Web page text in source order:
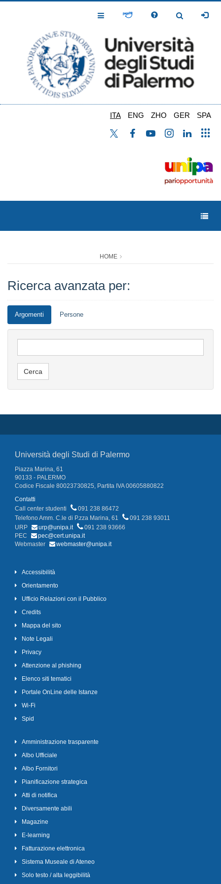
Toggle
Toggle
ITA ENG ZHO GER SPA
HOME
Ricerca avanzata per:
Argomenti Persone
Università degli Studi di Palermo
Piazza Marina, 61
90133 - PALERMO
Codice Fiscale 80023730825, Partita IVA 00605880822
Contatti
Call center studenti
091 238 86472
Telefono Amm. C.le di P.zza Marina, 61
091 238 93011
URP
urp@unipa.it
091 238 93666
PEC
pec@cert.unipa.it
Webmaster
webmaster@unipa.it
Accessibilità
Orientamento
Ufficio Relazioni con il Pubblico
Credits
Mappa del sito
Note Legali
Privacy
Attenzione al phishing
Elenco siti tematici
Portale OnLine delle Istanze
Wi-Fi
Spid
Amministrazione trasparente
Albo Ufficiale
Albo Fornitori
Pianificazione strategica
Atti di notifica
Diversamente abili
Magazine
E-learning
Fatturazione elettronica
Sistema Museale di Ateneo
Solo testo / alta leggibilità